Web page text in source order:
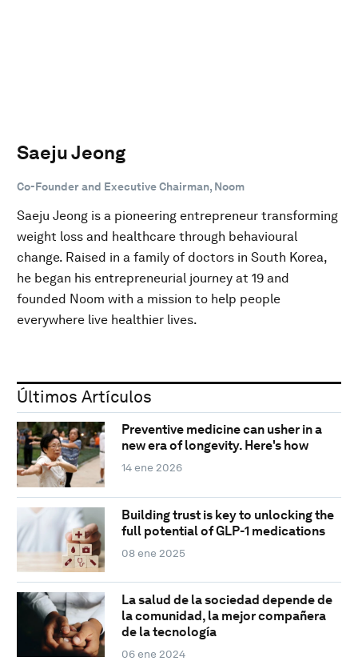
Saeju Jeong
Co-Founder and Executive Chairman, Noom
Saeju Jeong is a pioneering entrepreneur transforming
weight loss and healthcare through behavioural
change. Raised in a family of doctors in South Korea,
he began his entrepreneurial journey at 19 and
founded Noom with a mission to help people
everywhere live healthier lives.
Últimos Artículos
Preventive medicine can usher in a
new era of longevity. Here's how
14 ene 2026
Building trust is key to unlocking the
full potential of GLP-1 medications
08 ene 2025
La salud de la sociedad depende de
la comunidad, la mejor compañera
de la tecnología
06 ene 2024